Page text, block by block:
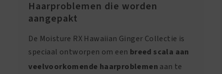
Haarproblemen die worden
aangepakt
De Moisture RX Hawaiian Ginger Collectie is
speciaal ontworpen om een breed scala aan
veelvoorkomende haarproblemen aan te